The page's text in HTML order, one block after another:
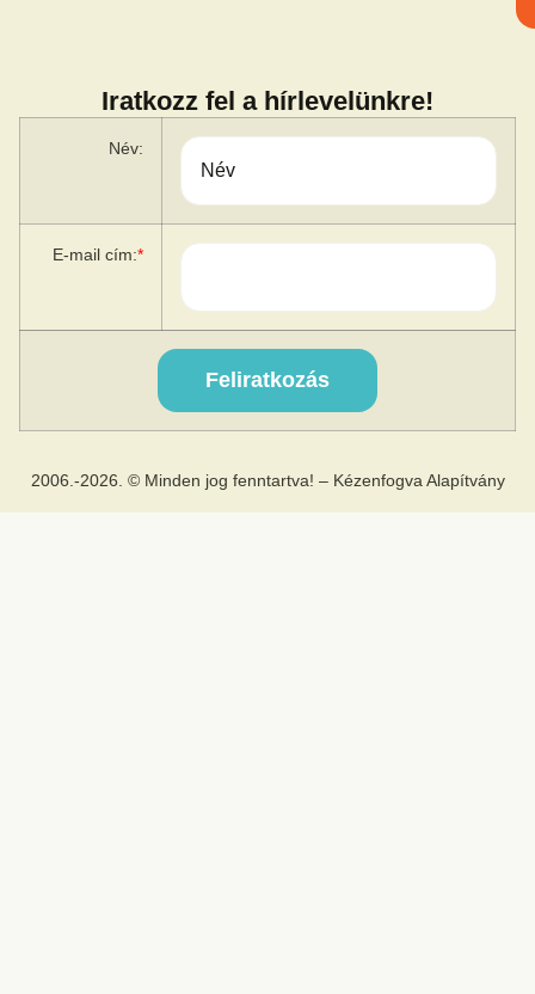
Iratkozz fel a hírlevelünkre!
Név:
E-mail cím:*
2006.-2026. © Minden jog fenntartva! – Kézenfogva Alapítvány